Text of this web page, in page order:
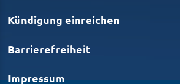
Kündigung einreichen
Barrierefreiheit
Impressum